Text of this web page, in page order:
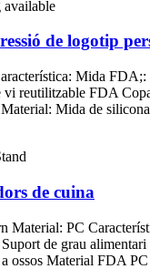
de logotip
Mida
reutilitzable FDA
Mida de
de cuina
Material: PC
de grau
ossos Material FDA